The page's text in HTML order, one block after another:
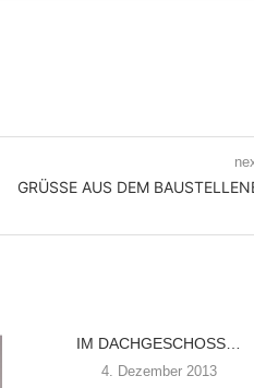
GRÜSSE AUS DEM
IM DACHGESCHOSS…
4. Dezember 2013